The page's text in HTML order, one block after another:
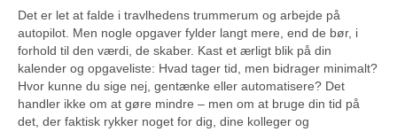
Det er let at falde i travlhedens trummerum og arbejde på
autopilot. Men nogle opgaver fylder langt mere, end de bør, i
forhold til den værdi, de skaber. Kast et ærligt blik på din
kalender og opgaveliste: Hvad tager tid, men bidrager minimalt?
Hvor kunne du sige nej, gentænke eller automatisere? Det
handler ikke om at gøre mindre – men om at bruge din tid på
det, der faktisk rykker noget for dig, dine kolleger og